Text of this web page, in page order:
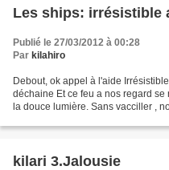
Les ships: irrésistible
Publié le 27/03/2012 à 00:28
Par kilahiro
Debout, ok appel à l'aide
déchaine Et ce feu a nos regard
la douce lumière. Sans vacciller ,
kilari 3.Jalousie